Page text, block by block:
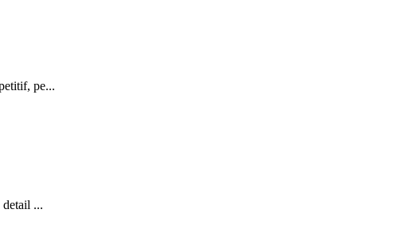
pe...
...